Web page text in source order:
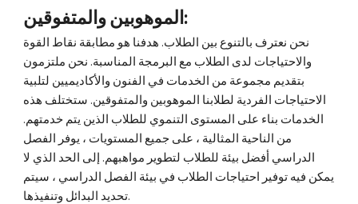
الموهوبين والمتفوقين:
نحن نعترف بالتنوع بين الطلاب. هدفنا هو مطابقة نقاط القوة
والاحتياجات لدى الطلاب مع البرمجة المناسبة. نحن ملتزمون
بتقديم مجموعة من الخدمات في الفنون والأكاديميين لتلبية
الاحتياجات الفردية لطلابنا الموهوبين والمتفوقين. ستختلف هذه
الخدمات بناء على المستوى التنموي للطلاب الذين يتم خدمتهم.
من الناحية المثالية ، على جميع المستويات ، يوفر الفصل
الدراسي أفضل بيئة للطلاب لتطوير مواهبهم. إلى الحد الذي لا
يمكن فيه توفير احتياجات الطلاب في بيئة الفصل الدراسي ، سيتم
تحديد البدائل وتنفيذها.